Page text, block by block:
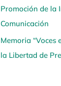
Promoción de la
Comunicación
Memoria “Voces
la Libertad de